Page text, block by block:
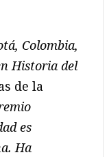
Colombia,
Historia del
de la
es
Ha